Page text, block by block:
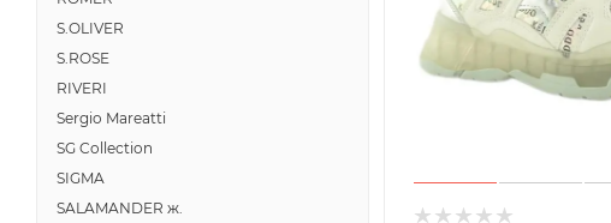
S.OLIVER
S.ROSE
RIVERI
Sergio Mareatti
SG Collection
SIGMA
SALAMANDER ж.